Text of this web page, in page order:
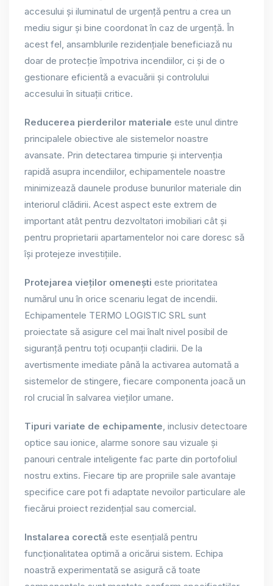
accesului și iluminatul de urgență pentru a crea un
mediu sigur și bine coordonat în caz de urgență. În
acest fel, ansamblurile rezidențiale beneficiază nu
doar de protecție împotriva incendiilor, ci și de o
gestionare eficientă a evacuării și controlului
accesului în situații critice.
Reducerea pierderilor materiale este unul dintre
principalele obiective ale sistemelor noastre
avansate. Prin detectarea timpurie și intervenția
rapidă asupra incendiilor, echipamentele noastre
minimizează daunele produse bunurilor materiale din
interiorul clădirii. Acest aspect este extrem de
important atât pentru dezvoltatori imobiliari cât și
pentru proprietarii apartamentelor noi care doresc să
își protejeze investițiile.
Protejarea vieților omenești este prioritatea
numărul unu în orice scenariu legat de incendii.
Echipamentele TERMO LOGISTIC SRL sunt
proiectate să asigure cel mai înalt nivel posibil de
siguranță pentru toți ocupanții cladirii. De la
avertismente imediate până la activarea automată a
sistemelor de stingere, fiecare componenta joacă un
rol crucial în salvarea vieților umane.
Tipuri variate de echipamente, inclusiv detectoare
optice sau ionice, alarme sonore sau vizuale și
panouri centrale inteligente fac parte din portofoliul
nostru extins. Fiecare tip are propriile sale avantaje
specifice care pot fi adaptate nevoilor particulare ale
fiecărui proiect rezidențial sau comercial.
Instalarea corectă este esențială pentru
funcționalitatea optimă a oricărui sistem. Echipa
noastră experimentată se asigură că toate